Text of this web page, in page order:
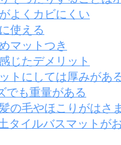
よくカビにくい
使える
マットつき
じたデメリット
トにしては厚みがあ
でも重量がある
の毛やほこりがはさ
タイルバスマットが